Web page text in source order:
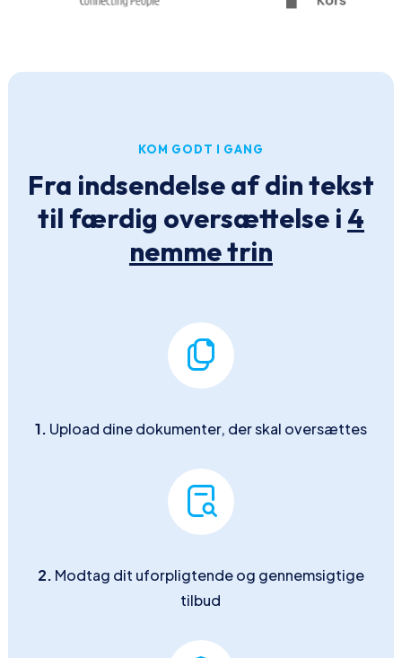
KOM GODT I GANG
Fra indsendelse af din tekst
til færdig oversættelse i 4
nemme trin
1. Upload dine dokumenter, der skal oversættes
2. Modtag dit uforpligtende og gennemsigtige
tilbud